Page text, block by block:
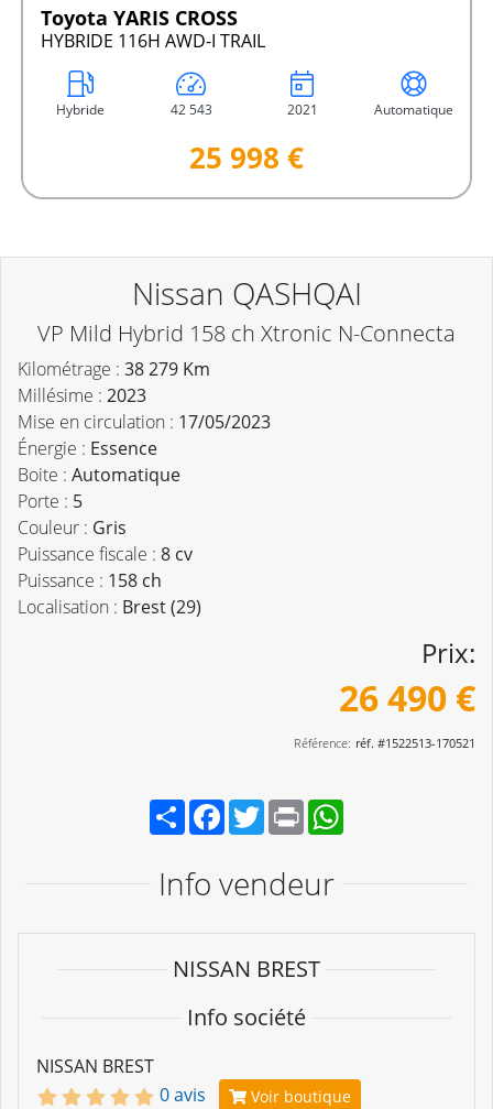
Toyota YARIS CROSS
HYBRIDE 116H AWD-I TRAIL
Hybride 42 543 2021 Automatique
25 998 €
Nissan QASHQAI
VP Mild Hybrid 158 ch Xtronic N-Connecta
Kilométrage : 38 279 Km
Millésime : 2023
Mise en circulation : 17/05/2023
Énergie : Essence
Boite : Automatique
Porte : 5
Couleur : Gris
Puissance fiscale : 8 cv
Puissance : 158 ch
Localisation : Brest (29)
Prix:
26 490 €
Référence: réf. #1522513-170521
PartagerFacebook
TwitterPrint
Info vendeur
NISSAN BREST
Info société
NISSAN BREST
0 avis
Voir boutique